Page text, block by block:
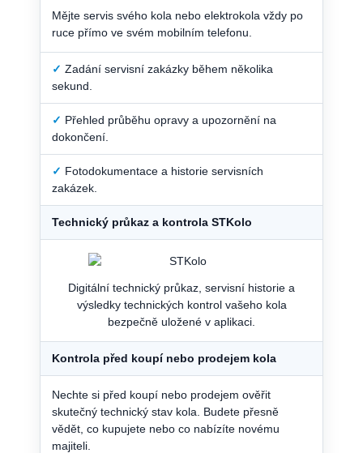
Mějte servis svého kola nebo elektrokola vždy po
ruce přímo ve svém mobilním telefonu.
✓ Zadání servisní zakázky během několika
sekund.
✓ Přehled průběhu opravy a upozornění na
dokončení.
✓ Fotodokumentace a historie servisních
zakázek.
Technický průkaz a kontrola STKolo
Digitální technický průkaz, servisní historie a
výsledky technických kontrol vašeho kola
bezpečně uložené v aplikaci.
Kontrola před koupí nebo prodejem kola
Nechte si před koupí nebo prodejem ověřit
skutečný technický stav kola. Budete přesně
vědět, co kupujete nebo co nabízíte novému
majiteli.